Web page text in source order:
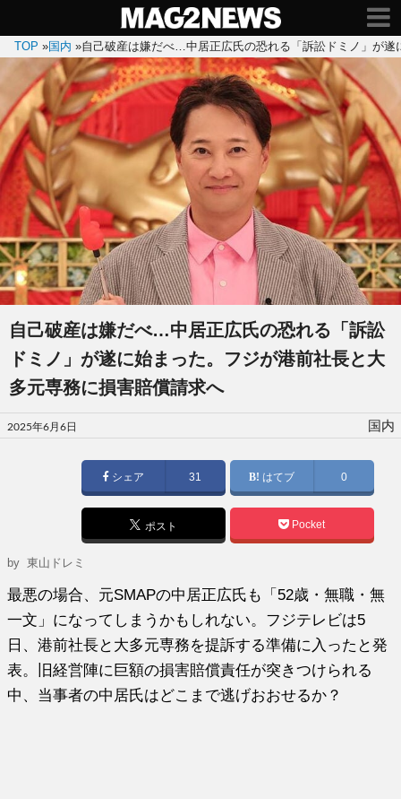
TOP »国内 »自己破産は嫌だべ…中居正広氏の恐れる「訴訟ドミノ」が
自己破産は嫌だべ…中居正広氏の恐れる「訴訟
ドミノ」が遂に始まった。フジが港前社長と大
多元専務に損害賠償請求へ
投
稿
2025年6月6日 国内
シェア 31 はてブ 0
ポスト Pocket
by 東山ドレミ
最悪の場合、元SMAPの中居正広氏も「52歳・無職・無
一文」になってしまうかもしれない。フジテレビは5
日、港前社長と大多元専務を提訴する準備に入ったと発
表。旧経営陣に巨額の損害賠償責任が突きつけられる
中、当事者の中居氏はどこまで逃げおおせるか？